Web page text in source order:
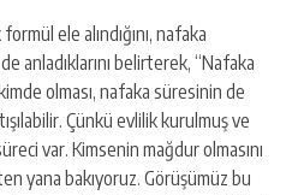
ele alındığını, nafaka
anladıklarını belirterek, “Nafaka
olması, nafaka süresinin de
Çünkü evlilik kurulmuş ve
var. Kimsenin mağdur olmasını
yana bakıyoruz. Görüşümüz bu